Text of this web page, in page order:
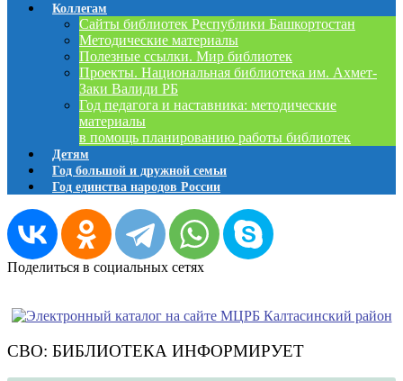
Коллегам
Сайты библиотек Республики Башкортостан
Методические материалы
Полезные ссылки. Мир библиотек
Проекты. Национальная библиотека им. Ахмет-
Заки Валиди РБ
Год педагога и наставника: методические
материалы
в помощь планированию работы библиотек
Детям
Год большой и дружной семьи
Год единства народов России
Поделиться в социальных сетях
СВО: БИБЛИОТЕКА ИНФОРМИРУЕТ